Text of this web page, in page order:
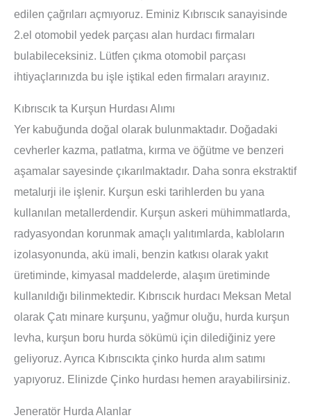
edilen çağrıları açmıyoruz. Eminiz Kıbrıscık sanayisinde
2.el otomobil yedek parçası alan hurdacı firmaları
bulabileceksiniz. Lütfen çıkma otomobil parçası
ihtiyaçlarınızda bu işle iştikal eden firmaları arayınız.
Kıbrıscık ta Kurşun Hurdası Alımı
Yer kabuğunda doğal olarak bulunmaktadır. Doğadaki
cevherler kazma, patlatma, kırma ve öğütme ve benzeri
aşamalar sayesinde çıkarılmaktadır. Daha sonra ekstraktif
metalurji ile işlenir. Kurşun eski tarihlerden bu yana
kullanılan metallerdendir. Kurşun askeri mühimmatlarda,
radyasyondan korunmak amaçlı yalıtımlarda, kabloların
izolasyonunda, akü imali, benzin katkısı olarak yakıt
üretiminde, kimyasal maddelerde, alaşım üretiminde
kullanıldığı bilinmektedir. Kıbrıscık hurdacı Meksan Metal
olarak Çatı minare kurşunu, yağmur oluğu, hurda kurşun
levha, kurşun boru hurda sökümü için dilediğiniz yere
geliyoruz. Ayrıca Kıbrıscıkta çinko hurda alım satımı
yapıyoruz. Elinizde Çinko hurdası hemen arayabilirsiniz.
Jeneratör Hurda Alanlar